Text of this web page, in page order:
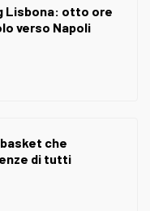
Lisbona: otto ore
verso Napoli
che
di tutti